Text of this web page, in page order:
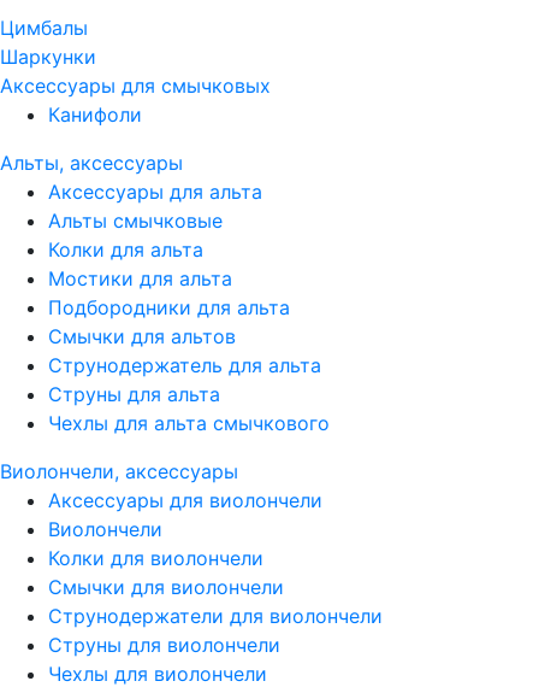
Цимбалы
Шаркунки
Аксессуары для смычковых
Канифоли
Альты, аксессуары
Аксессуары для альта
Альты смычковые
Колки для альта
Мостики для альта
Подбородники для альта
Смычки для альтов
Струнодержатель для альта
Струны для альта
Чехлы для альта смычкового
Виолончели, аксессуары
Аксессуары для виолончели
Виолончели
Колки для виолончели
Смычки для виолончели
Струнодержатели для виолончели
Струны для виолончели
Чехлы для виолончели